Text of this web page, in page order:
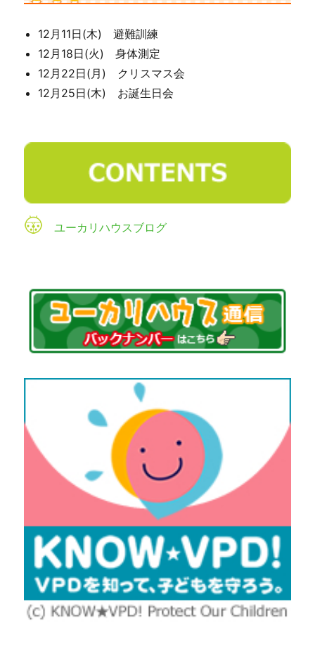
12月11日(木) 避難訓練
12月18日(火) 身体測定
12月22日(月) クリスマス会
12月25日(木) お誕生日会
ユーカリハウスブログ